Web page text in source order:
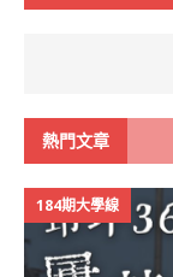
熱門文章
184期大學線